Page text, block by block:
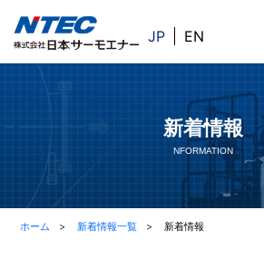
JP EN
新着情報
NFORMATION
ホーム 新着情報一覧 新着情報